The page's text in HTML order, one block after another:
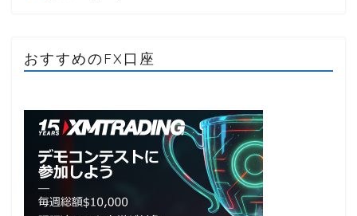
おすすめのFX口座